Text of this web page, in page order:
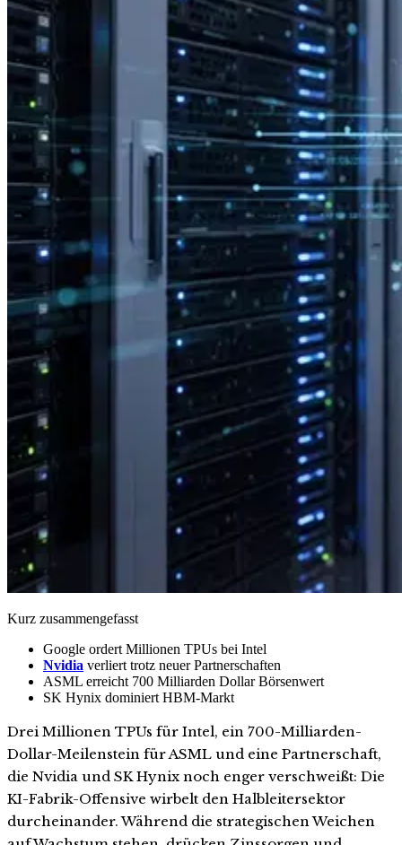
Kurz zusammengefasst
Google ordert Millionen TPUs bei Intel
Nvidia verliert trotz neuer Partnerschaften
ASML erreicht 700 Milliarden Dollar Börsenwert
SK Hynix dominiert HBM-Markt
Drei Millionen TPUs für Intel, ein 700-Milliarden-
Dollar-Meilenstein für ASML und eine Partnerschaft,
die Nvidia und SK Hynix noch enger verschweißt: Die
KI-Fabrik-Offensive wirbelt den Halbleitersektor
durcheinander. Während die strategischen Weichen